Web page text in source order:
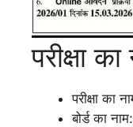
परीक्षा
परीक्षा
बोर्ड का